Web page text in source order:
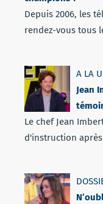
Depuis 2006, les
rendez-vous tous
A LA
Jean
Le chef Jean
d'instruction